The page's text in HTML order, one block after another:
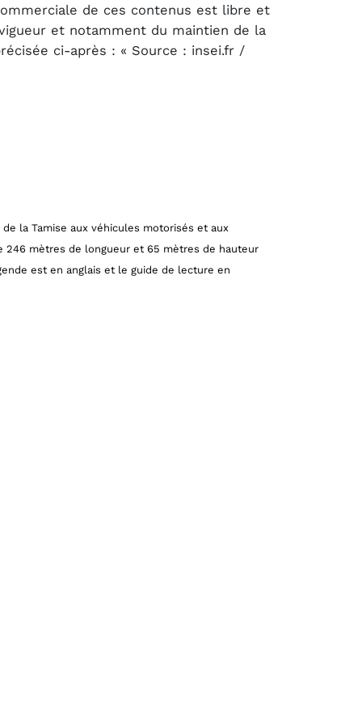
de ces contenus est libre et
et notamment du maintien de la
ci-après : « Source : insei.fr /
la Tamise aux véhicules motorisés et aux
mètres de longueur et 65 mètres de hauteur
est en anglais et le guide de lecture en